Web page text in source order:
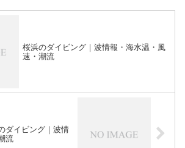
桜浜のダイビング｜波情報・海水温・風
速・潮流
ダイビング｜波情
流